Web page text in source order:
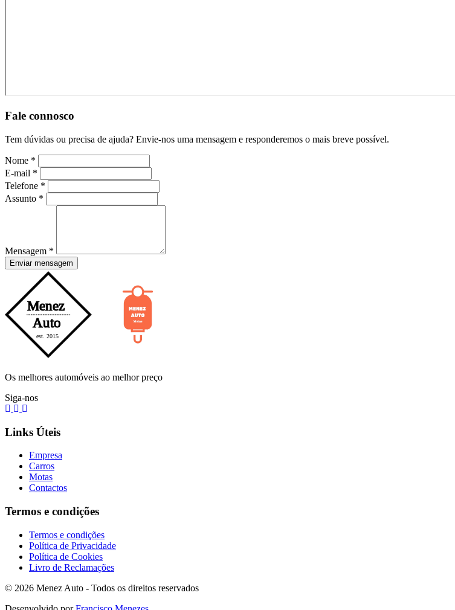
Fale connosco
Tem dúvidas ou precisa de ajuda? Envie-nos uma mensagem e responderemos o mais breve possível.
Nome *
E-mail *
Telefone *
Assunto *
Mensagem *
Enviar mensagem
Os melhores automóveis ao melhor preço
Siga-nos
Links Úteis
Empresa
Carros
Motas
Contactos
Termos e condições
Termos e condições
Política de Privacidade
Política de Cookies
Livro de Reclamações
© 2026 Menez Auto - Todos os direitos reservados